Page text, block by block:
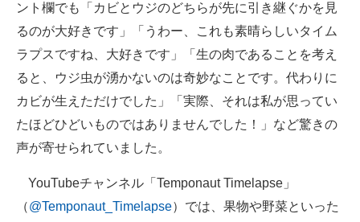
ント欄でも「カビとウジのどちらが先に引き継ぐかを見
るのが大好きです」「うわー、これも素晴らしいタイム
ラプスですね、大好きです」「生の肉であることを考え
ると、ウジ虫が湧かないのは奇妙なことです。代わりに
カビが生えただけでした」「実際、それは私が思ってい
たほどひどいものではありませんでした！」など驚きの
声が寄せられていました。
YouTubeチャンネル「Temponaut Timelapse」
（@Temponaut_Timelapse）では、果物や野菜といった